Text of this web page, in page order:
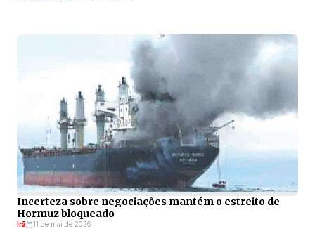
Incerteza sobre negociações mantém o estreito de
Hormuz bloqueado
Irã 11 de mai de 2026